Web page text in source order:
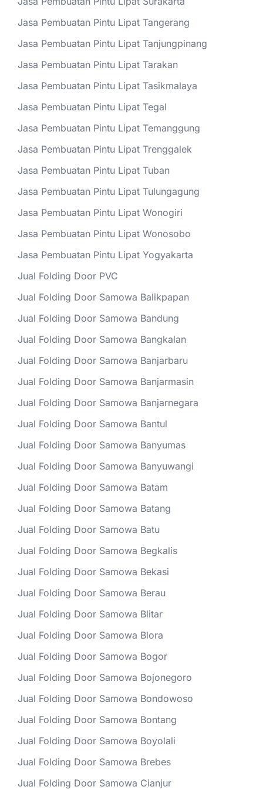
Jasa Pembuatan Pintu Lipat Tangerang
Jasa Pembuatan Pintu Lipat Tanjungpinang
Jasa Pembuatan Pintu Lipat Tarakan
Jasa Pembuatan Pintu Lipat Tasikmalaya
Jasa Pembuatan Pintu Lipat Tegal
Jasa Pembuatan Pintu Lipat Temanggung
Jasa Pembuatan Pintu Lipat Trenggalek
Jasa Pembuatan Pintu Lipat Tuban
Jasa Pembuatan Pintu Lipat Tulungagung
Jasa Pembuatan Pintu Lipat Wonogiri
Jasa Pembuatan Pintu Lipat Wonosobo
Jasa Pembuatan Pintu Lipat Yogyakarta
Jual Folding Door PVC
Jual Folding Door Samowa Balikpapan
Jual Folding Door Samowa Bandung
Jual Folding Door Samowa Bangkalan
Jual Folding Door Samowa Banjarbaru
Jual Folding Door Samowa Banjarmasin
Jual Folding Door Samowa Banjarnegara
Jual Folding Door Samowa Bantul
Jual Folding Door Samowa Banyumas
Jual Folding Door Samowa Banyuwangi
Jual Folding Door Samowa Batam
Jual Folding Door Samowa Batang
Jual Folding Door Samowa Batu
Jual Folding Door Samowa Begkalis
Jual Folding Door Samowa Bekasi
Jual Folding Door Samowa Berau
Jual Folding Door Samowa Blitar
Jual Folding Door Samowa Blora
Jual Folding Door Samowa Bogor
Jual Folding Door Samowa Bojonegoro
Jual Folding Door Samowa Bondowoso
Jual Folding Door Samowa Bontang
Jual Folding Door Samowa Boyolali
Jual Folding Door Samowa Brebes
Jual Folding Door Samowa Cianjur